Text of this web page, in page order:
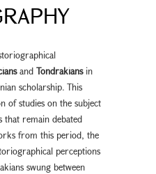
and Tondrakiansin
scholarship. This
of studies on the subject
that remain debated
from this period, the
perceptions
swung between